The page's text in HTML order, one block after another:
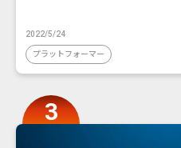
2022/5/24
プラットフォーマー